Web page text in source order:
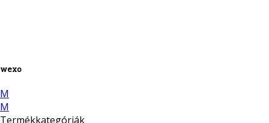
wexo
M
M
Termékkategóriák